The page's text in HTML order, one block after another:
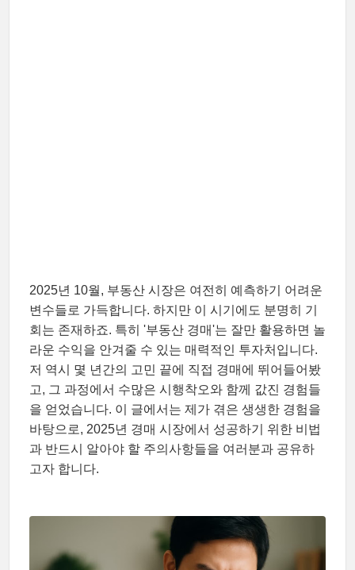
2025년 10월, 부동산 시장은 여전히 예측하기 어려운
변수들로 가득합니다. 하지만 이 시기에도 분명히 기
회는 존재하죠. 특히 '부동산 경매'는 잘만 활용하면 놀
라운 수익을 안겨줄 수 있는 매력적인 투자처입니다.
저 역시 몇 년간의 고민 끝에 직접 경매에 뛰어들어봤
고, 그 과정에서 수많은 시행착오와 함께 값진 경험들
을 얻었습니다. 이 글에서는 제가 겪은 생생한 경험을
바탕으로, 2025년 경매 시장에서 성공하기 위한 비법
과 반드시 알아야 할 주의사항들을 여러분과 공유하
고자 합니다.